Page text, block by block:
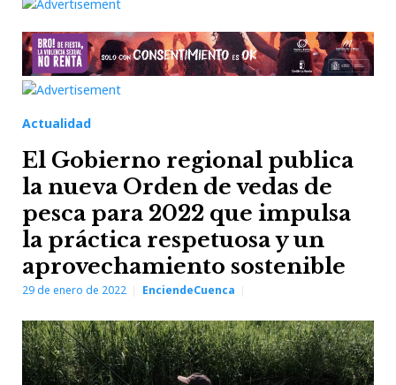
Actualidad
El Gobierno regional publica
la nueva Orden de vedas de
pesca para 2022 que impulsa
la práctica respetuosa y un
aprovechamiento sostenible
29 de enero de 2022 EnciendeCuenca